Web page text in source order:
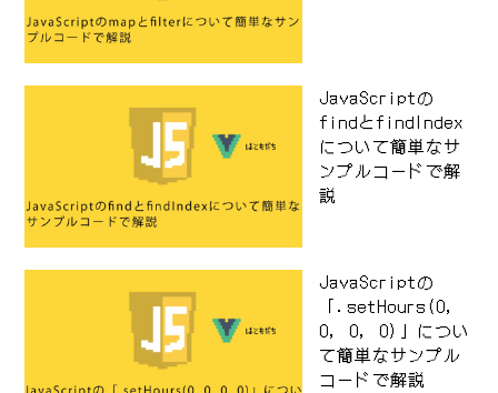
JavaScriptの
findとfindIndex
について簡単なサ
ンプルコードで解
説
JavaScriptの
「.setHours(0,
0, 0, 0)」につい
て簡単なサンプル
コードで解説